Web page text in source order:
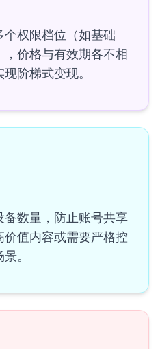
权限档位（如基础
价格与有效期各不相
阶梯式变现。
数量，防止账号共享
值内容或需要严格控
。